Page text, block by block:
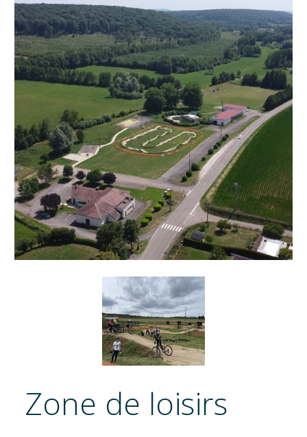
Zone de loisirs